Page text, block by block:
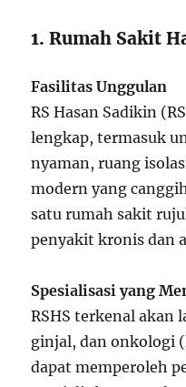
1. Rumah Sakit
Fasilitas Unggulan
RS Hasan Sadikin
lengkap, termasuk
nyaman, ruang
modern yang
satu rumah sakit
penyakit kronis dan
Spesialisasi yang
RSHS terkenal akan
ginjal, dan onkologi
dapat memperoleh